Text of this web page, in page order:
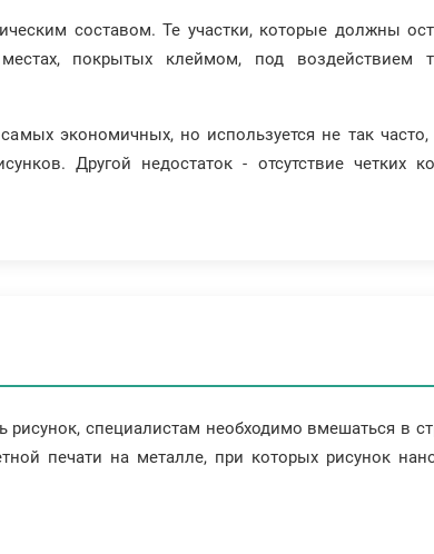
составом. Те участки, которые должны
покрытых клеймом, под воздействием
экономичных, но используется не так
Другой недостаток - отсутствие четких
специалистам необходимо вмешаться в
печати на металле, при которых рисунок